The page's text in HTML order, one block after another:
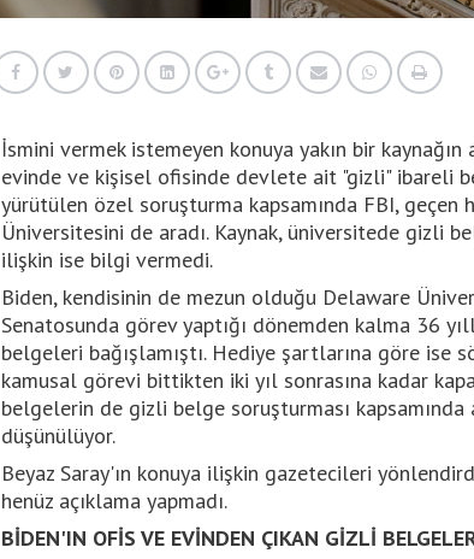
İsmini vermek istemeyen konuya yakın bir kaynağın
evinde ve kişisel ofisinde devlete ait "gizli" ibareli
yürütülen özel soruşturma kapsamında FBI, geçen
Üniversitesini de aradı. Kaynak, üniversitede gizli
ilişkin ise bilgi vermedi.
Biden, kendisinin de mezun olduğu Delaware
Senatosunda görev yaptığı dönemden kalma 36
belgeleri bağışlamıştı. Hediye şartlarına göre ise
kamusal görevi bittikten iki yıl sonrasına kadar
belgelerin de gizli belge soruşturması kapsamında
düşünülüyor.
Beyaz Saray'ın konuya ilişkin gazetecileri
henüz açıklama yapmadı.
BİDEN'IN OFİS VE EVİNDEN ÇIKAN GİZLİ